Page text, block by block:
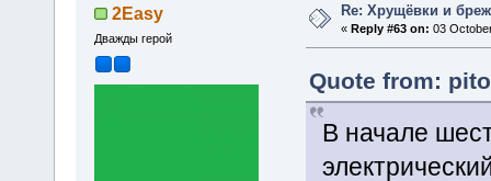
2Easy
Дважды герой
Re: Хрущёвки и
«Reply #63 on: 03
Quote from:
В начале